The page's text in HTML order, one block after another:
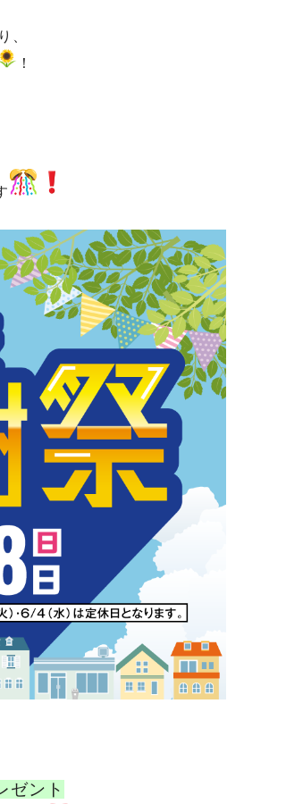
、
！
ゼント